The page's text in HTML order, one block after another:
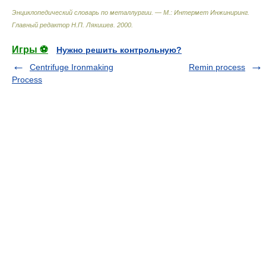
Энциклопедический словарь по металлургии. — М.: Интермет Инжиниринг
Главный редактор Н.П. Лякишев 2000
Игры ⚽
Нужно решить контрольную?
Centrifuge Ironmaking
Process
Remin process